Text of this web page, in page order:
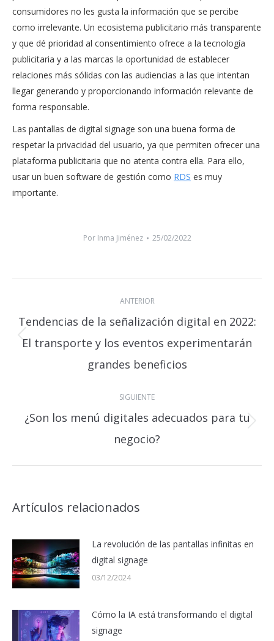
consumidores no les gusta la información que se percibe
como irrelevante. Un ecosistema publicitario más transparente
y que dé prioridad al consentimiento ofrece a la tecnología
publicitaria y a las marcas la oportunidad de establecer
relaciones más sólidas con las audiencias a las que intentan
llegar generando y proporcionando información relevante de
forma responsable.
Las pantallas de digital signage son una buena forma de
respetar la privacidad del usuario, ya que permiten ofrecer una
plataforma publicitaria que no atenta contra ella. Para ello,
usar un buen software de gestión como RDS es muy
importante.
Por Inma Jiménez 25/02/2022
publicaciones
ANTERIOR
Publicación
anterior:
Tendencias de la señalización digital en 2022:
El transporte y los eventos experimentarán
grandes beneficios
SIGUIENTE
siguiente:
¿Son los menú digitales adecuados para tu
negocio?
Artículos relacionados
La revolución de las pantallas infinitas en
digital signage
03/12/2024
Cómo la IA está transformando el digital
signage